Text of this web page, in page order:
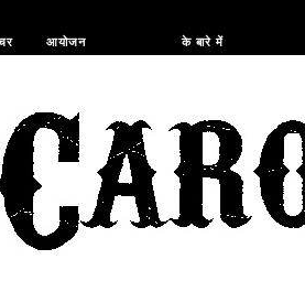
आयोजन के बारे में